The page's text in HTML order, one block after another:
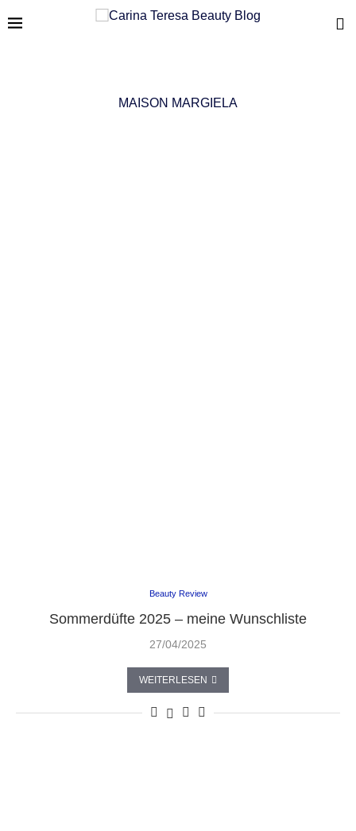
MAISON MARGIELA
Beauty Review
Sommerdüfte 2025 – meine Wunschliste
27/04/2025
WEITERLESEN